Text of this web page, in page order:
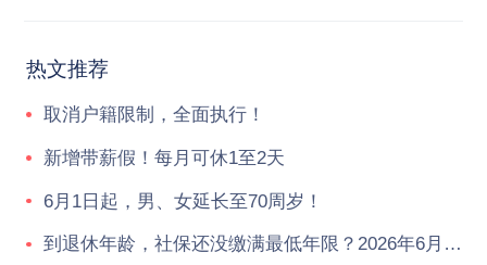
热文推荐
取消户籍限制，全面执行！
新增带薪假！每月可休1至2天
6月1日起，男、女延长至70周岁！
到退休年龄，社保还没缴满最低年限？2026年6月起，统一按新规执行！